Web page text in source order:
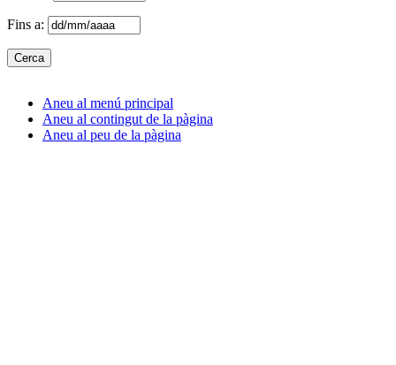
Fins a:
Aneu al menú principal
Aneu al contingut de la pàgina
Aneu al peu de la pàgina